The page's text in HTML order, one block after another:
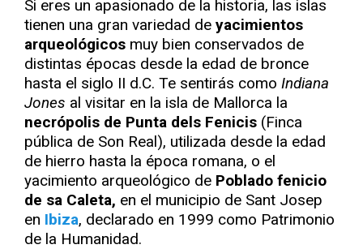
Si eres un apasionado de la historia, las islas
tienen una gran variedad de yacimientos
arqueológicos muy bien conservados de
distintas épocas desde la edad de bronce
hasta el siglo II d.C. Te sentirás como Indiana
Jones al visitar en la isla de Mallorca la
necrópolis de Punta dels Fenicis (Finca
pública de Son Real), utilizada desde la edad
de hierro hasta la época romana, o el
yacimiento arqueológico de Poblado fenicio
de sa Caleta, en el municipio de Sant Josep
en Ibiza, declarado en 1999 como Patrimonio
de la Humanidad.